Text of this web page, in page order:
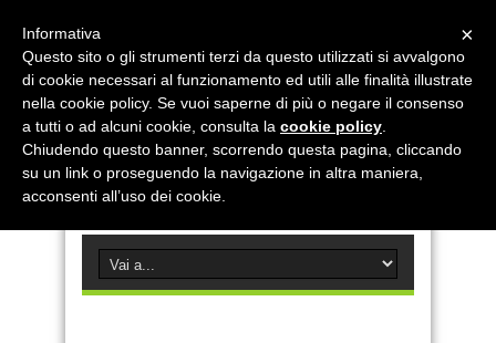
×
Informativa
Questo sito o gli strumenti terzi da questo utilizzati si avvalgono
di cookie necessari al funzionamento ed utili alle finalità illustrate
nella cookie policy. Se vuoi saperne di più o negare il consenso
a tutti o ad alcuni cookie, consulta la cookie policy
Chiudendo questo banner, scorrendo questa pagina, cliccando
su un link o proseguendo la navigazione in altra maniera,
acconsenti all’uso dei cookie.